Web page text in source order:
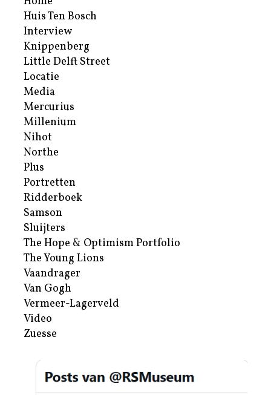
Huis Ten Bosch
Interview
Knippenberg
Little Delft Street
Locatie
Media
Mercurius
Millenium
Nihot
Northe
Plus
Portretten
Ridderboek
Samson
Sluijters
The Hope & Optimism Portfolio
The Young Lions
Vaandrager
Van Gogh
Vermeer-Lagerveld
Video
Zuesse